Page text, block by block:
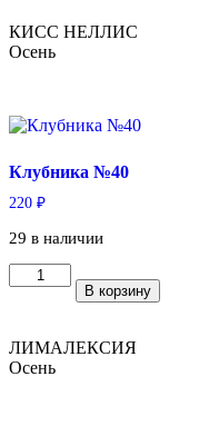
КИСС НЕЛЛИС
Осень
Клубника №40
220 ₽
29 в наличии
Количество
товара
В корзину
ЛИМАЛЕКСИЯ
Осень